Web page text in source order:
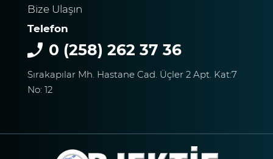
Bize Ulaşın
Telefon
0 (258) 262 37 36
Sırakapılar Mh. Hastane Cad. Üçler 2 Apt. Kat:7
No: 12